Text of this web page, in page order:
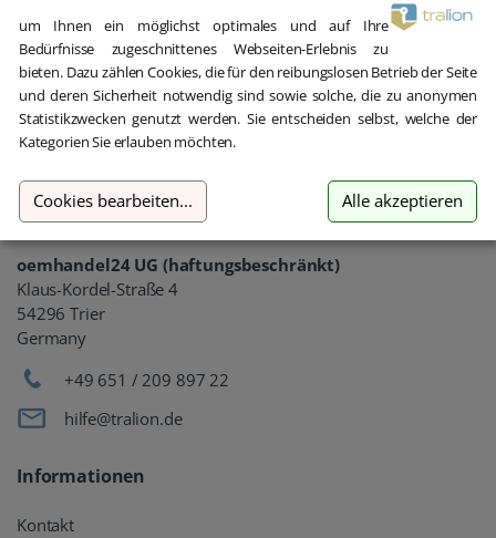
Gebrauchte Software kaufen
Aber sicher!
oemhandel24 UG (haftungsbeschränkt)
Klaus-Kordel-Straße 4
54296 Trier
Germany
+49 651 / 209 897 22
hilfe@tralion.de
Informationen
Kontakt
um Ihnen ein möglichst optimales und auf Ihre
Bedürfnisse zugeschnittenes Webseiten-Erlebnis zu
bieten. Dazu zählen Cookies, die für den reibungslosen Betrieb der Seite
und deren Sicherheit notwendig sind sowie solche, die zu anonymen
Statistikzwecken genutzt werden. Sie entscheiden selbst, welche der
Kategorien Sie erlauben möchten.
Cookies bearbeiten... Alle akzeptieren